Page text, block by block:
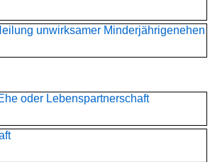
unwirksamer Minderjährigenehen
oder Lebenspartnerschaft